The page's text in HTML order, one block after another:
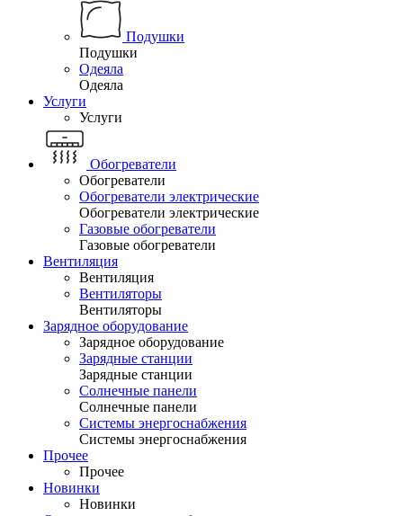
Подушки
Подушки
Одеяла
Одеяла
Услуги
Услуги
Обогреватели
Обогреватели
Обогреватели электрические
Обогреватели электрические
Газовые обогреватели
Газовые обогреватели
Вентиляция
Вентиляция
Вентиляторы
Вентиляторы
Зарядное оборудование
Зарядное оборудование
Зарядные станции
Зарядные станции
Солнечные панели
Солнечные панели
Системы энергоснабжения
Системы энергоснабжения
Прочее
Прочее
Новинки
Новинки